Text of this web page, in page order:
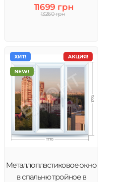
11699 грн
13260 грн
АКЦИЯ!
ХИТ!
NEW!
Металлопластиковое окно
в спальню тройное в